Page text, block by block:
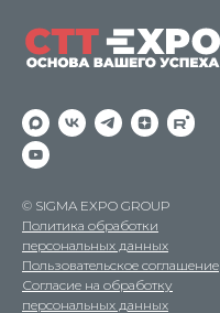
© SIGMA EXPO GROUP
Политика обработки
персональных данных
Пользовательское соглашение
Согласие на обработку
персональных данных